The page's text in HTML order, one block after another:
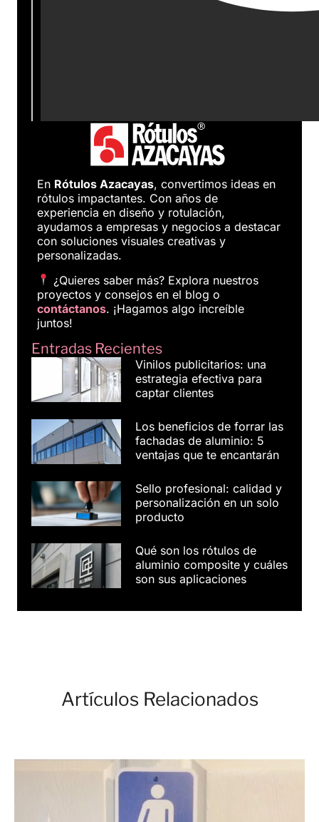
En Rótulos Azacayas, convertimos ideas en
rótulos impactantes. Con años de
experiencia en diseño y rotulación,
ayudamos a empresas y negocios a destacar
con soluciones visuales creativas y
personalizadas.
¿Quieres saber más? Explora nuestros
proyectos y consejos en el blog o
contáctanos. ¡Hagamos algo increíble
juntos!
Entradas Recientes
Vinilos publicitarios: una
estrategia efectiva para
captar clientes
Los beneficios de forrar las
fachadas de aluminio: 5
ventajas que te encantarán
Sello profesional: calidad y
personalización en un solo
producto
Qué son los rótulos de
aluminio composite y cuáles
son sus aplicaciones
Artículos Relacionados